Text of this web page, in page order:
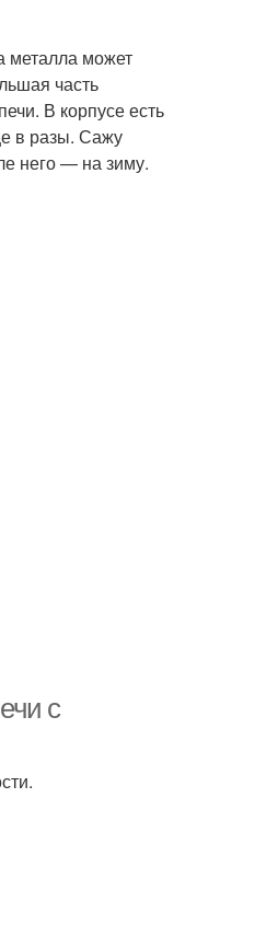
металла может
часть
В корпусе есть
в разы. Сажу
него — на зиму.
с